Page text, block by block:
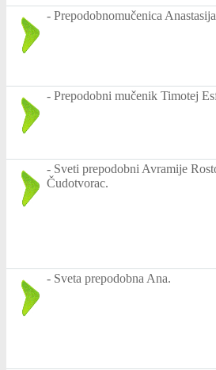
- Prepodobnomučenica
- Prepodobni mučenik Timotej
- Sveti prepodobni Avramije
Čudotvorac.
- Sveta prepodobna Ana.